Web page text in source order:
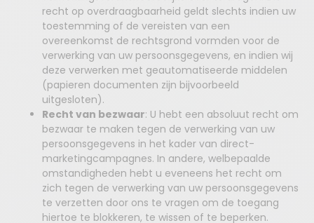
recht op overdraagbaarheid geldt slechts indien uw
toestemming of de vereisten van een
overeenkomst de rechtsgrond vormden voor de
verwerking van uw persoonsgegevens, en indien wij
deze verwerken met geautomatiseerde middelen
(papieren documenten zijn bijvoorbeeld
uitgesloten).
Recht van bezwaar: U hebt een absoluut recht om
bezwaar te maken tegen de verwerking van uw
persoonsgegevens in het kader van direct-
marketingcampagnes. In andere, welbepaalde
omstandigheden hebt u eveneens het recht om
zich tegen de verwerking van uw persoonsgegevens
te verzetten door ons te vragen om de toegang
hiertoe te blokkeren, te wissen of te beperken.